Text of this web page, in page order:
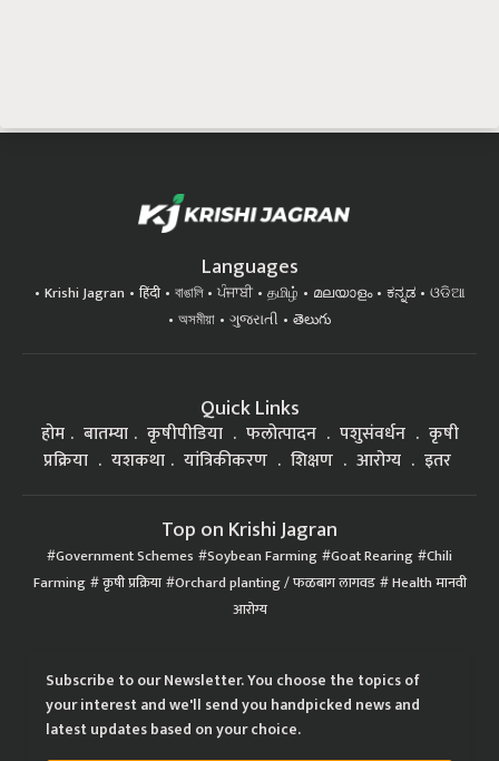
Languages
Krishi Jagran हिंदी বাঙালি ਪੰਜਾਬੀ தமிழ் മലയാളം ಕನ್ನಡ
ଓଡିଆ
অসমীয়া
ગુજરાતી తెలుగు
Quick Links
होम बातम्या कृषीपीडिया फलोत्पादन पशुसंवर्धन
कृषी
प्रक्रिया
यशकथा यांत्रिकीकरण शिक्षण आरोग्य इतर
Top on Krishi Jagran
Government Schemes Soybean Farming Goat Rearing Chili
Farming कृषी प्रक्रिया Orchard planting / फळबाग लागवड Health मानवी
आरोग्य
Subscribe to our Newsletter. You choose the topics of
your interest and we'll send you handpicked news and
latest updates based on your choice.